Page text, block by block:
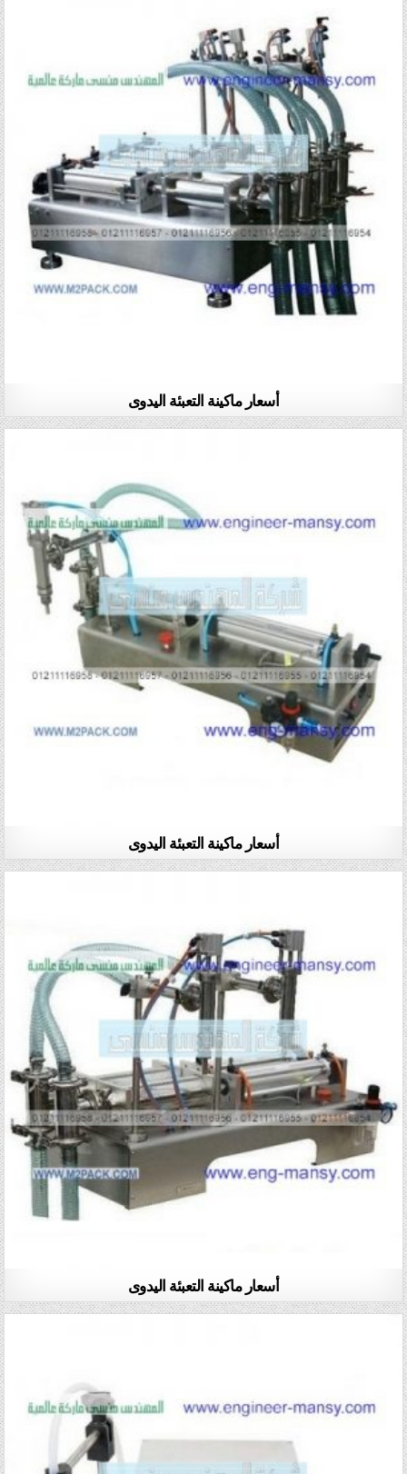
أسعار ماكينة التعبئة اليدوى
أسعار ماكينة التعبئة اليدوى
أسعار ماكينة التعبئة اليدوى